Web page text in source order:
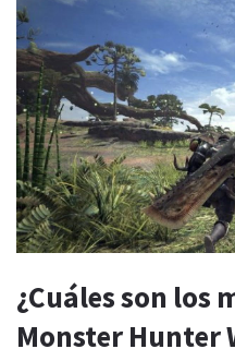
¿Cuáles son los
Monster Hunter